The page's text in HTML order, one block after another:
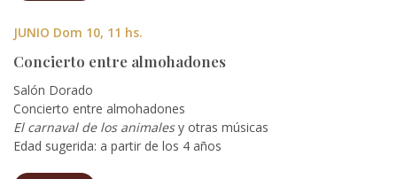
JUNIO Dom 10, 11 hs.
Concierto entre almohadones
Salón Dorado
Concierto entre almohadones
El carnaval de los animalesy otras músicas
Edad sugerida: a partir de los 4 años